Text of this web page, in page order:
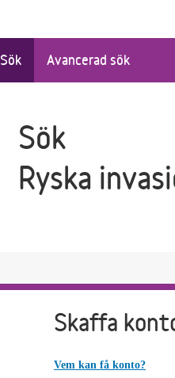
Sök Avancerad sök
Sök
Ryska
Skaffa
Vem kan få konto?